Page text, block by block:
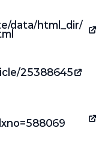
data/html_dir/
25388645